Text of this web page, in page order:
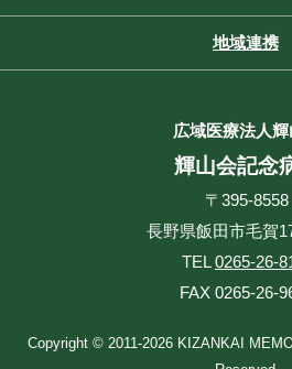
地域連携
広域医療法人輝
輝山会記念
〒395-8558
長野県飯田市毛賀
TEL0265-26-
FAX 0265-26-
Copyright © 2011-2026 KIZANKAI